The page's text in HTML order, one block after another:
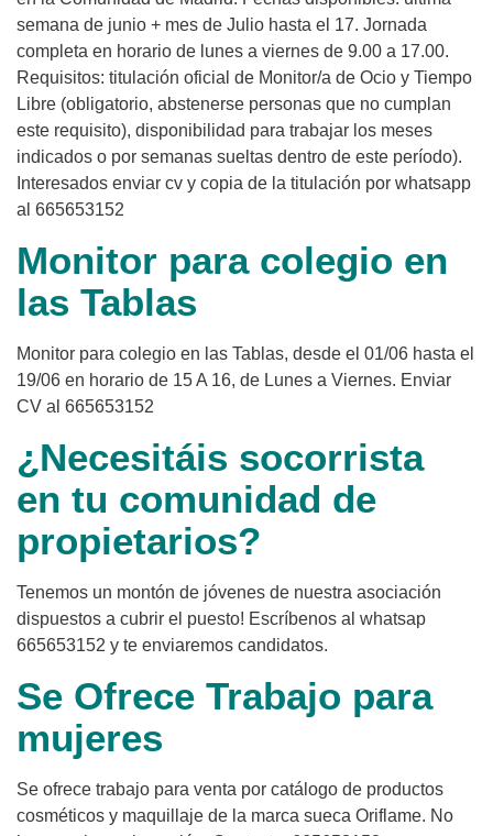
semana de junio + mes de Julio hasta el 17. Jornada
completa en horario de lunes a viernes de 9.00 a 17.00.
Requisitos: titulación oficial de Monitor/a de Ocio y Tiempo
Libre (obligatorio, abstenerse personas que no cumplan
este requisito), disponibilidad para trabajar los meses
indicados o por semanas sueltas dentro de este período).
Interesados enviar cv y copia de la titulación por whatsapp
al 665653152
Monitor para colegio en
las Tablas
Monitor para colegio en las Tablas, desde el 01/06 hasta el
19/06 en horario de 15 A 16, de Lunes a Viernes. Enviar
CV al 665653152
¿Necesitáis socorrista
en tu comunidad de
propietarios?
Tenemos un montón de jóvenes de nuestra asociación
dispuestos a cubrir el puesto! Escríbenos al whatsap
665653152 y te enviaremos candidatos.
Se Ofrece Trabajo para
mujeres
Se ofrece trabajo para venta por catálogo de productos
cosméticos y maquillaje de la marca sueca Oriflame. No